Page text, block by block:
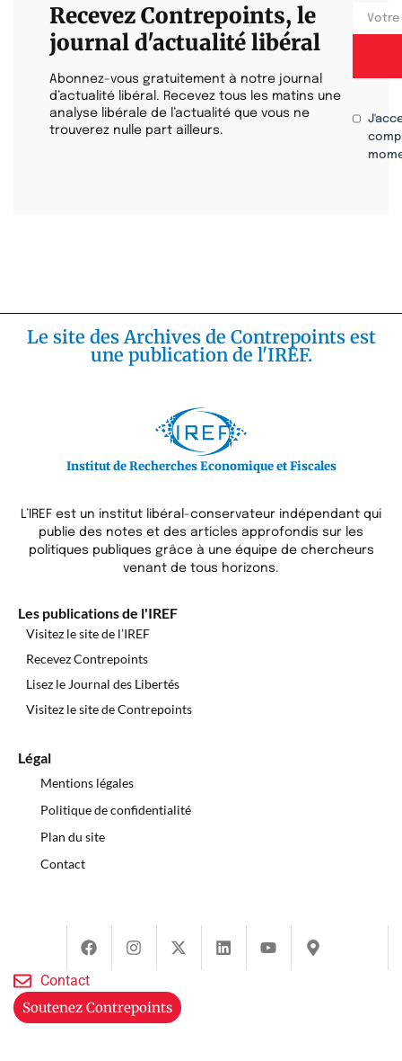
Recevez Contrepoints, le
journal d'actualité libéral
Abonnez-vous gratuitement à notre journal
d’actualité libéral. Recevez tous les matins une
analyse libérale de l’actualité que vous ne
trouverez nulle part ailleurs.
Le site des Archives de Contrepoints est
une publication de l'IREF.
Institut de Recherches Economique et Fiscales
L’IREF est un institut libéral-conservateur indépendant qui
publie des notes et des articles approfondis sur les
politiques publiques grâce à une équipe de chercheurs
venant de tous horizons.
Les publications de l'IREF
Visitez le site de l’IREF
Recevez Contrepoints
Lisez le Journal des Libertés
Visitez le site de Contrepoints
Légal
Mentions légales
Politique de confidentialité
Plan du site
Contact
Contact
Soutenez Contrepoints